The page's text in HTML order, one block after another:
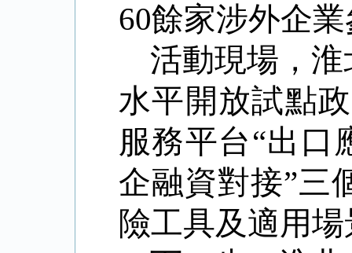
60餘家涉外企
活動現場，
水平開放試點
服務平台“出口
企融資對接”三
險工具及適用